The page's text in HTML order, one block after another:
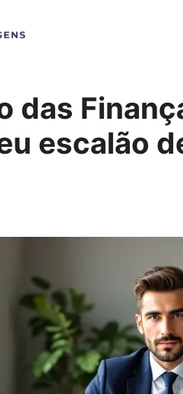
das
escalão